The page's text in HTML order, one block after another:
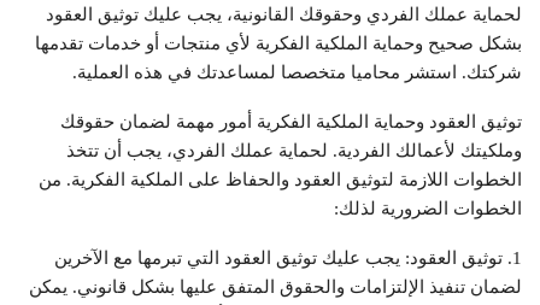
لحماية عملك الفردي وحقوقك القانونية، يجب عليك توثيق العقود
بشكل صحيح وحماية الملكية الفكرية لأي منتجات أو خدمات تقدمها
شركتك. استشر محاميا متخصصا لمساعدتك في هذه العملية.
توثيق العقود وحماية الملكية الفكرية أمور مهمة لضمان حقوقك
وملكيتك لأعمالك الفردية. لحماية عملك الفردي، يجب أن تتخذ
الخطوات اللازمة لتوثيق العقود والحفاظ على الملكية الفكرية. من
الخطوات الضرورية لذلك:
1. توثيق العقود: يجب عليك توثيق العقود التي تبرمها مع الآخرين
لضمان تنفيذ الإلتزامات والحقوق المتفق عليها بشكل قانوني. يمكن